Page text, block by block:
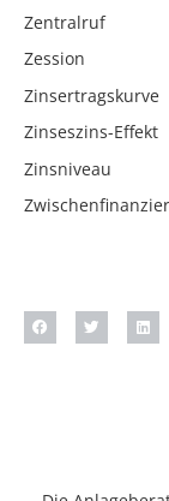
Zentralruf
Zession
Zinsertragskurve
Zinseszins-Effekt
Zinsniveau